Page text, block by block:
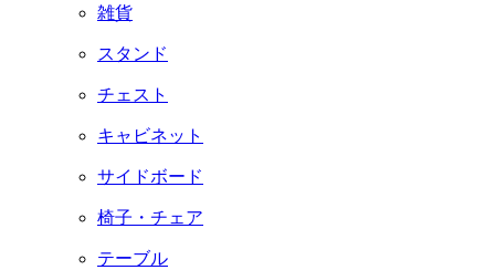
雑貨
スタンド
チェスト
キャビネット
サイドボード
椅子・チェア
テーブル